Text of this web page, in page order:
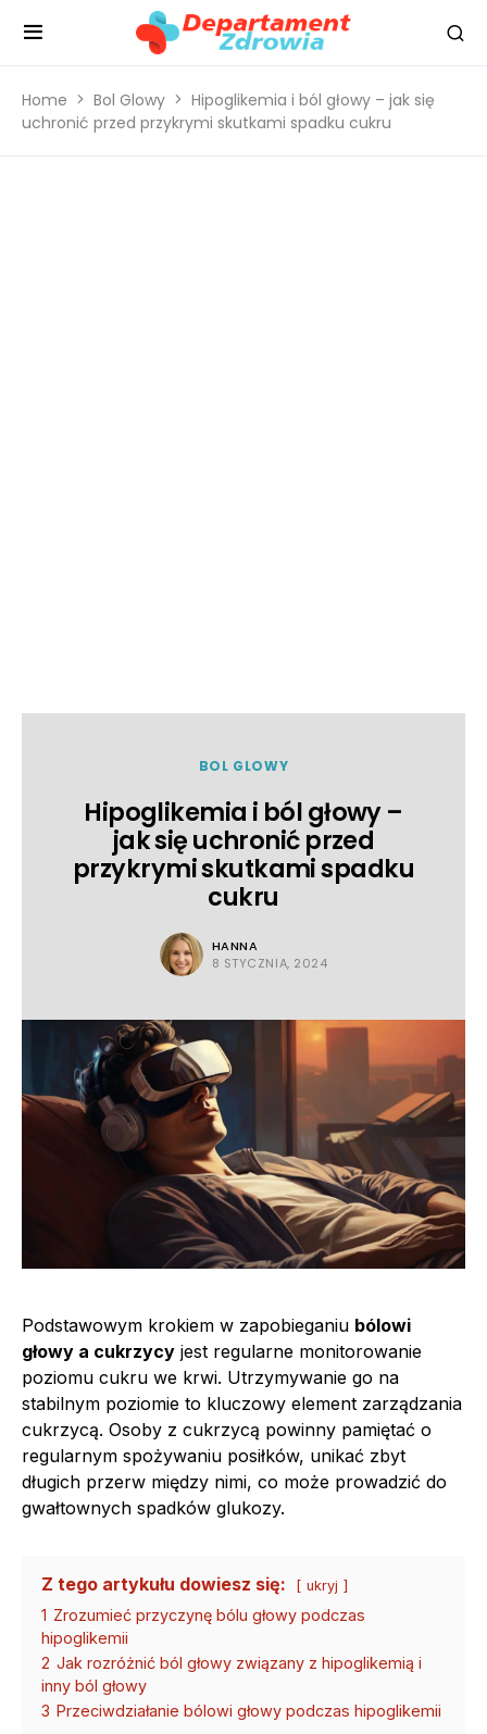
Home Bol Glowy
Hipoglikemia i ból głowy – jak się
uchronić przed przykrymi skutkami spadku cukru
BOL GLOWY
Hipoglikemia i ból głowy –
jak się uchronić przed
przykrymi skutkami spadku
cukru
HANNA
8 STYCZNIA, 2024
Podstawowym krokiem w zapobieganiu bólowi
głowy a cukrzycy jest regularne monitorowanie
poziomu cukru we krwi. Utrzymywanie go na
stabilnym poziomie to kluczowy element zarządzania
cukrzycą. Osoby z cukrzycą powinny pamiętać o
regularnym spożywaniu posiłków, unikać zbyt
długich przerw między nimi, co może prowadzić do
gwałtownych spadków glukozy.
Z tego artykułu dowiesz się: ukryj
1 Zrozumieć przyczynę bólu głowy podczas
hipoglikemii
2 Jak rozróżnić ból głowy związany z hipoglikemią i
inny ból głowy
3 Przeciwdziałanie bólowi głowy podczas hipoglikemii